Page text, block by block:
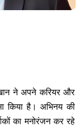
ने अपने करियर और
किया है। अभिनय की
का मनोरंजन कर रहे